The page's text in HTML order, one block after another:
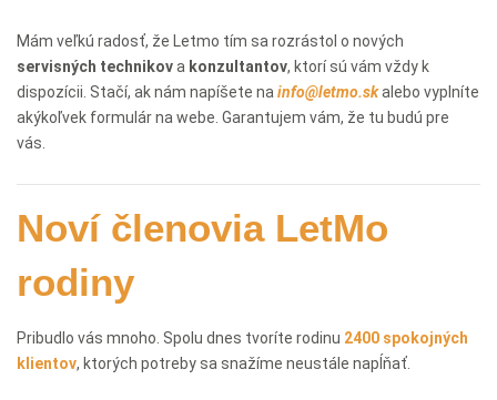
Mám veľkú radosť, že Letmo tím sa rozrástol o nových
servisných technikova konzultantov, ktorí sú vám vždy k
dispozícii. Stačí, ak nám napíšete na info@letmo.skalebo vyplníte
akýkoľvek formulár na webe. Garantujem vám, že tu budú pre
vás.
Noví členovia LetMo
rodiny
Pribudlo vás mnoho. Spolu dnes tvoríte rodinu 2400 spokojných
klientov, ktorých potreby sa snažíme neustále napĺňať.